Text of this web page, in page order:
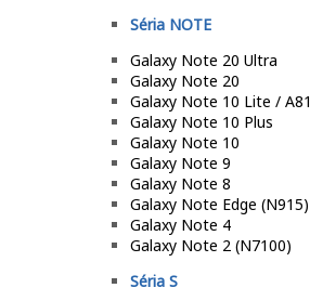
Séria NOTE
Galaxy Note 20 Ultra
Galaxy Note 20
Galaxy Note 10 Lite / A81
Galaxy Note 10 Plus
Galaxy Note 10
Galaxy Note 9
Galaxy Note 8
Galaxy Note Edge (N915)
Galaxy Note 4
Galaxy Note 2 (N7100)
Séria S